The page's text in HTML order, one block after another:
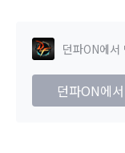
던파ON에
던파ON에